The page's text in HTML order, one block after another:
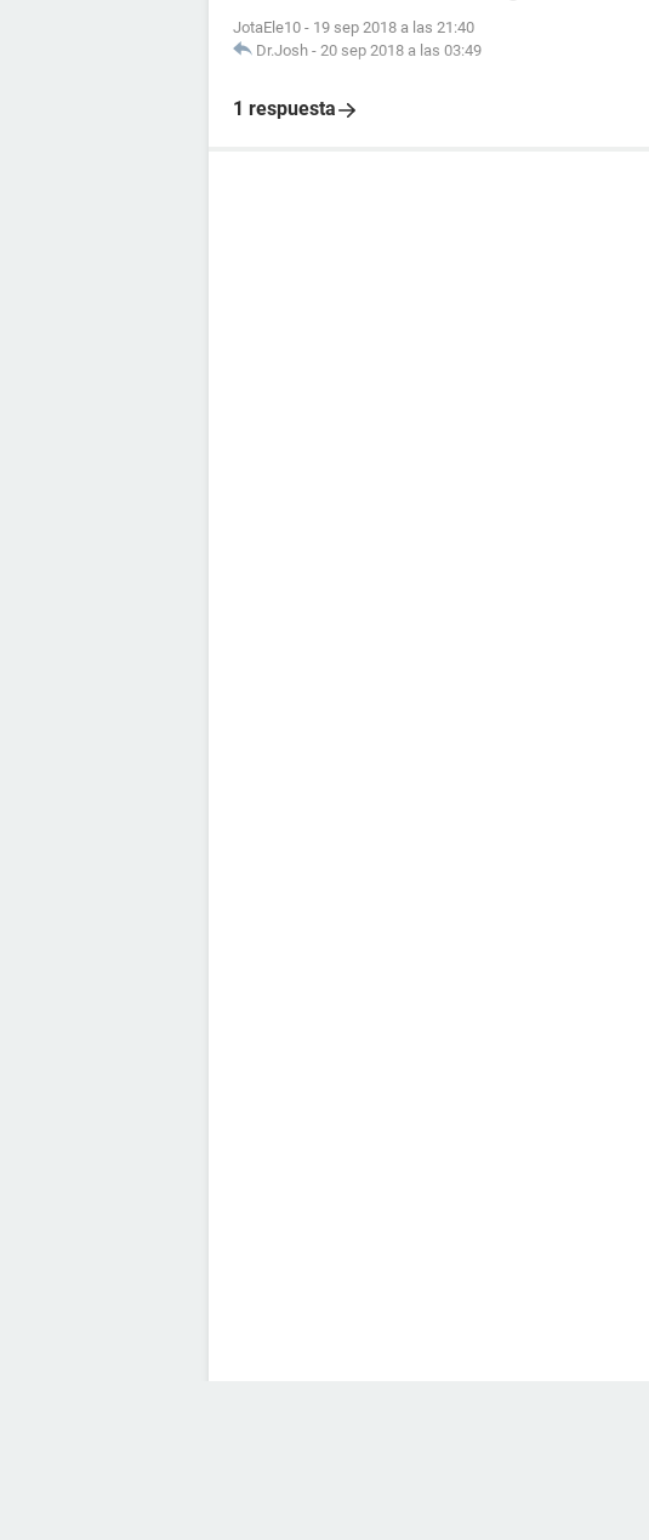
JotaEle10 - 19 sep 2018 a las 21:40
Dr.Josh - 20 sep 2018 a las 03:49
1 respuesta